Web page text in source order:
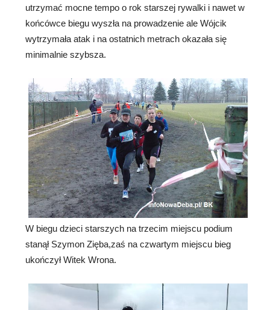
utrzymać mocne tempo o rok starszej rywalki i nawet w
końcówce biegu wyszła na prowadzenie ale Wójcik
wytrzymała atak i na ostatnich metrach okazała się
minimalnie szybsza.
W biegu dzieci starszych na trzecim miejscu podium
stanął Szymon Zięba,zaś na czwartym miejscu bieg
ukończył Witek Wrona.